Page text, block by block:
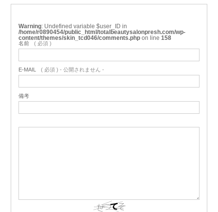
Warning : Undefined variable $user_ID in
/home/r0890454/public_html/totalbeautysalonpresh.com/wp-
content/themes/skin_tcd046/comments.php on line 158
名前 ( 必須 )
E-MAIL ( 必須 ) - 公開されません -
備考